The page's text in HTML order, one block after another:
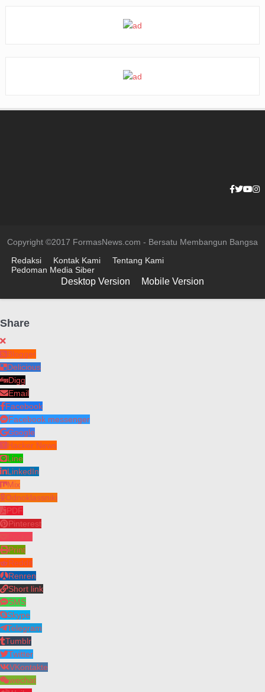
Copyright ©2017 FormasNews.com - Bersatu Membangun Bangsa
Redaksi
Kontak Kami
Tentang Kami
Pedoman Media Siber
Desktop Version Mobile Version
Share
Blogger
Delicious
Digg
Email
Facebook
Facebook messenger
Google
Hacker News
Line
LinkedIn
Mix
Odnoklassniki
PDF
Pinterest
Print
Reddit
Renren
Short link
SMS
Skype
Telegram
Tumblr
Twitter
VKontakte
wechat